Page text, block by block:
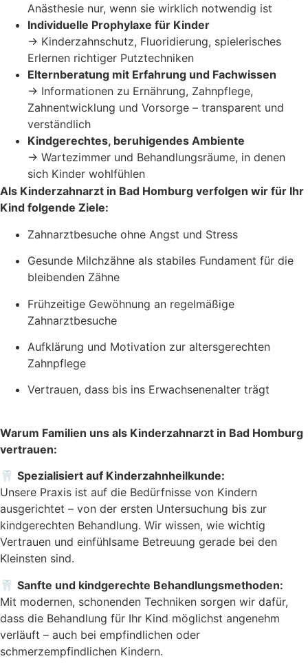
Anästhesie nur, wenn sie wirklich notwendig ist
Individuelle Prophylaxe für Kinder
→ Kinderzahnschutz, Fluoridierung, spielerisches
Erlernen richtiger Putztechniken
Elternberatung mit Erfahrung und Fachwissen
→ Informationen zu Ernährung, Zahnpflege,
Zahnentwicklung und Vorsorge – transparent und
verständlich
Kindgerechtes, beruhigendes Ambiente
→ Wartezimmer und Behandlungsräume, in denen
sich Kinder wohlfühlen
Als Kinderzahnarzt in Bad Homburg verfolgen wir für Ihr
Kind folgende Ziele:
Zahnarztbesuche ohne Angst und Stress
Gesunde Milchzähne als stabiles Fundament für die
bleibenden Zähne
Frühzeitige Gewöhnung an regelmäßige
Zahnarztbesuche
Aufklärung und Motivation zur altersgerechten
Zahnpflege
Vertrauen, dass bis ins Erwachsenenalter trägt
Warum Familien uns als Kinderzahnarzt in Bad Homburg
vertrauen:
🦷 Spezialisiert auf Kinderzahnheilkunde:
Unsere Praxis ist auf die Bedürfnisse von Kindern
ausgerichtet – von der ersten Untersuchung bis zur
kindgerechten Behandlung. Wir wissen, wie wichtig
Vertrauen und einfühlsame Betreuung gerade bei den
Kleinsten sind.
🦷 Sanfte und kindgerechte Behandlungsmethoden:
Mit modernen, schonenden Techniken sorgen wir dafür,
dass die Behandlung für Ihr Kind möglichst angenehm
verläuft – auch bei empfindlichen oder
schmerzempfindlichen Kindern.